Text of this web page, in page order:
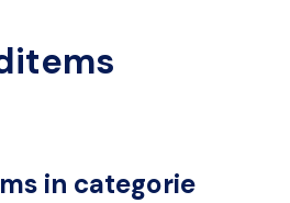
in categorie